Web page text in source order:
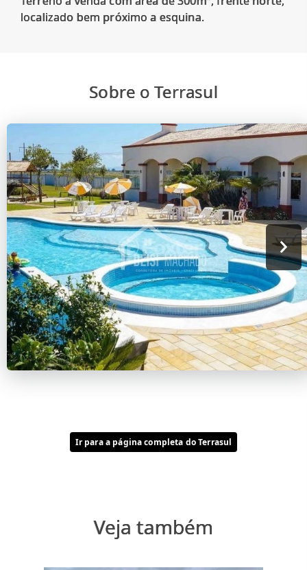
localizado bem próximo a esquina.
Sobre o Terrasul
Ir para a página completa do Terrasul
Veja também